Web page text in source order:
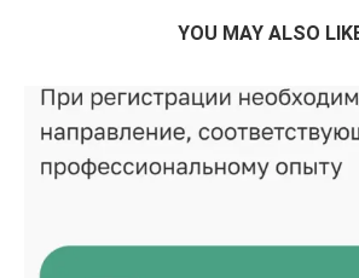
YOU MAY ALSO